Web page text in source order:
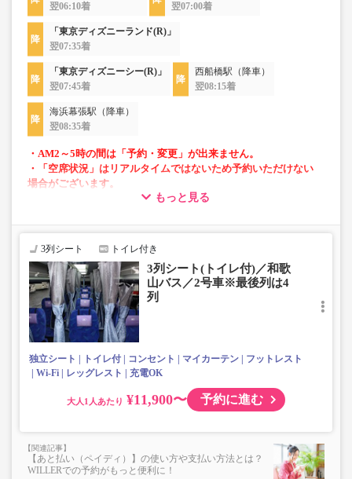
翌06:10着
翌07:00着
「東京ディズニーランド(R)」
翌07:35着
「東京ディズニーシー(R)」
翌07:45着
西船橋駅（降車）
翌08:15着
海浜幕張駅（降車）
翌08:35着
・AM2～5時の間は「予約・変更」が出来ません。
・「空席状況」はリアルタイムではないため予約いただけない
場合がございます。
・全便フリーWi-Fi対応車両にて運行
・プラズマクラスター全車両搭載
・車内を常時換気、車内を清掃、除菌
・最後部は運行会社により４列シートとなる場合がありま
す
もっと見る
3列シート トイレ付き
3列シート(トイレ付)／和歌
山バス／2号車※最後列は4
列
独立シート トイレ付 コンセント マイカーテン
フットレスト
Wi-Fi
レッグレスト 充電OK
大人 ¥11,900〜 予約に進む
【あと払い（ペイディ）】の使い方や支払い方法とは？
WILLERでの予約がもっと便利に！